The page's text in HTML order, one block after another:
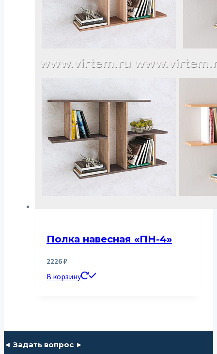
Полка навесная «ПН-4»
2226₽
В корзину
◄ Задать вопрос ►